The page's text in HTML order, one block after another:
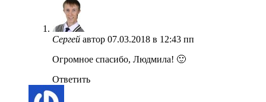
Сергей автор 07.03.2018 в 12:43 пп
Огромное спасибо, Людмила! 🙂
Ответить